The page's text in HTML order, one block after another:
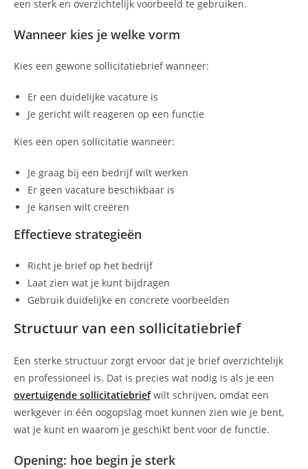
een sterk en overzichtelijk voorbeeld te gebruiken.
Wanneer kies je welke vorm
Kies een gewone sollicitatiebrief wanneer:
Er een duidelijke vacature is
Je gericht wilt reageren op een functie
Kies een open sollicitatie wanneer:
Je graag bij een bedrijf wilt werken
Er geen vacature beschikbaar is
Je kansen wilt creëren
Effectieve strategieën
Richt je brief op het bedrijf
Laat zien wat je kunt bijdragen
Gebruik duidelijke en concrete voorbeelden
Structuur van een sollicitatiebrief
Een sterke structuur zorgt ervoor dat je brief overzichtelijk
en professioneel is. Dat is precies wat nodig is als je een
overtuigende sollicitatiebriefwilt schrijven, omdat een
werkgever in één oogopslag moet kunnen zien wie je bent,
wat je kunt en waarom je geschikt bent voor de functie.
Opening: hoe begin je sterk